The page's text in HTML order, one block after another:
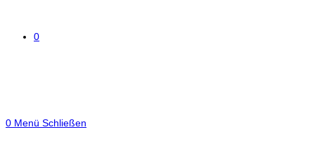
0
0 Menü Schließen